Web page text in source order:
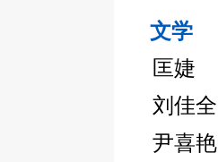
文学
匡婕
刘佳全
尹喜艳